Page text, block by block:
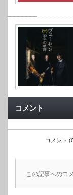
コメント
コメント
この記事へのコ